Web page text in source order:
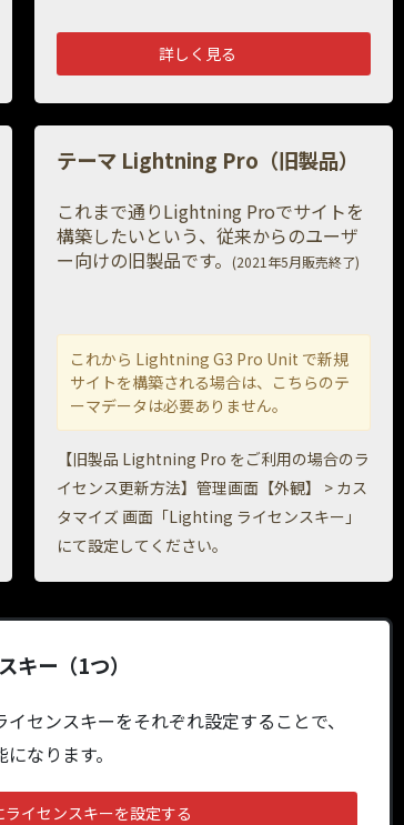
詳しく見る
テーマ Lightning Pro（旧製品）
これまで通りLightning Proでサイトを
構築したいという、従来からのユーザ
ー向けの旧製品です。
(2021年5月販売終了)
これから Lightning G3 Pro Unit で新規
サイトを構築される場合は、こちらのテ
ーマデータは必要ありません。
【旧製品 Lightning Pro をご利用の場合のラ
イセンス更新方法】管理画面【外観】 > カス
タマイズ 画面「Lighting ライセンスキー」
にて設定してください。
キー（1つ）
センスキーをそれぞれ設定することで、
なります。
イセンスキーを設定する